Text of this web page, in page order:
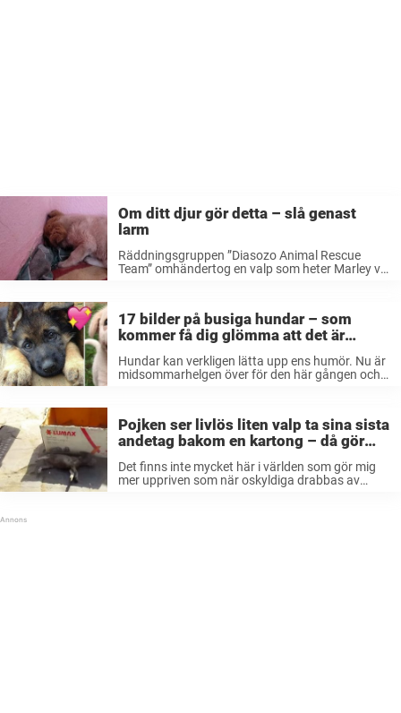
Om ditt djur gör detta – slå genast
larm
Räddningsgruppen ”Diasozo Animal Rescue
Team” omhändertog en valp som heter Marley vid
17 bilder på busiga hundar – som
kommer få dig glömma att det är
Hundar kan verkligen lätta upp ens humör. Nu är
midsommarhelgen över för den här gången och
Pojken ser livlös liten valp ta sina sista
andetag bakom en kartong – då gör
Det finns inte mycket här i världen som gör mig
mer uppriven som när oskyldiga drabbas av